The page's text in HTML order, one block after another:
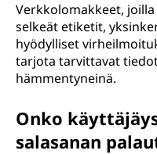
Verkkolomakkeet,
selkeät etiketit,
hyödylliset
tarjota tarvittavat
hämmentyneinä.
Onko
salasanan